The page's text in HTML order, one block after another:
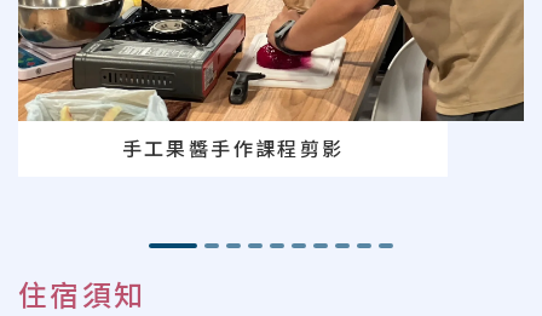
手工果醬手作課程剪影
住宿須知